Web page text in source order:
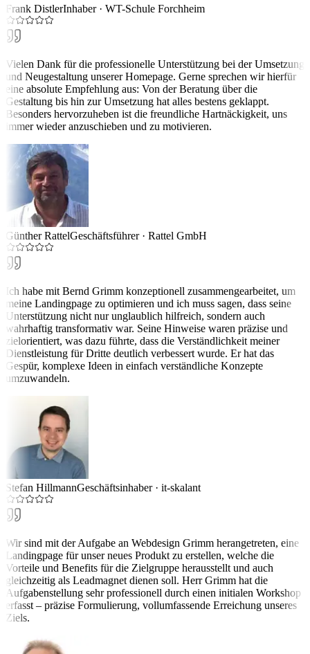
Frank DistlerInhaber· WT-Schule Forchheim
Vielen Dank für die professionelle Unterstützung bei der Umsetzung
und Neugestaltung unserer Homepage. Gerne sprechen wir hierfür
eine absolute Empfehlung aus: Von der Beratung über die
Gestaltung bis hin zur Umsetzung hat alles bestens geklappt.
Besonders hervorzuheben ist die freundliche Hartnäckigkeit, uns
immer wieder anzuschieben und zu motivieren.
Günther RattelGeschäftsführer· Rattel GmbH
Ich habe mit Bernd Grimm konzeptionell zusammengearbeitet, um
meine Landingpage zu optimieren und ich muss sagen, dass seine
Unterstützung nicht nur unglaublich hilfreich, sondern auch
wahrhaftig transformativ war. Seine Hinweise waren präzise und
zielorientiert, was dazu führte, dass die Verständlichkeit meiner
Dienstleistung für Dritte deutlich verbessert wurde. Er hat das
Gespür, komplexe Ideen in einfach verständliche Konzepte
umzuwandeln.
Stefan HillmannGeschäftsinhaber· it-skalant
Wir sind mit der Aufgabe an Webdesign Grimm herangetreten, eine
Landingpage für unser neues Produkt zu erstellen, welche die
Vorteile und Benefits für die Zielgruppe herausstellt und auch
gleichzeitig als Leadmagnet dienen soll. Herr Grimm hat die
Aufgabenstellung sehr professionell durch einen initialen Workshop
erfasst – präzise Formulierung, vollumfassende Erreichung unseres
Ziels.